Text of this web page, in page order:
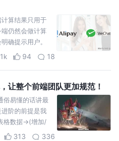
算结果只用于
仍然会做计算
确提示用户。
94 18
让整个前端团队更加规范！
俗易懂的话讲最
阶的前提是我
格数据->(增加/
是很常见且简
313 336